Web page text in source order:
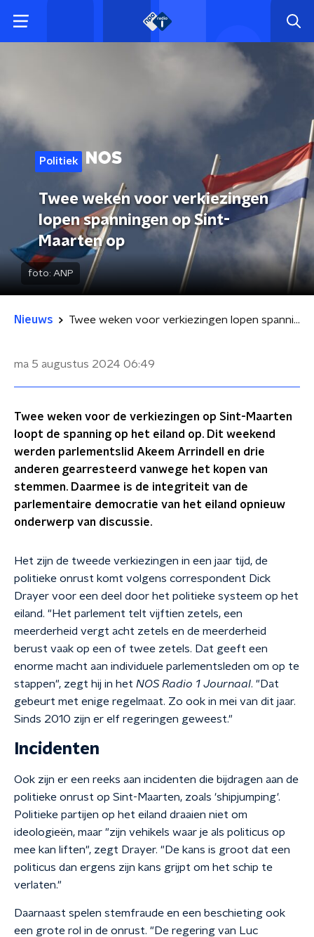
Politiek
Twee weken voor verkiezingen
lopen spanningen op Sint-
Maarten op
foto: ANP
Nieuws Twee weken voor verkiezingen lopen spanningen op Sint-Maarten op
ma 5 augustus 2024 06:49
Twee weken voor de verkiezingen op Sint-Maarten
loopt de spanning op het eiland op. Dit weekend
werden parlementslid Akeem Arrindell en drie
anderen gearresteerd vanwege het kopen van
stemmen. Daarmee is de integriteit van de
parlementaire democratie van het eiland opnieuw
onderwerp van discussie.
Het zijn de tweede verkiezingen in een jaar tijd, de
politieke onrust komt volgens correspondent Dick
Drayer voor een deel door het politieke systeem op het
eiland. "Het parlement telt vijftien zetels, een
meerderheid vergt acht zetels en de meerderheid
berust vaak op een of twee zetels. Dat geeft een
enorme macht aan individuele parlementsleden om op te
stappen", zegt hij in het NOS Radio 1 Journaal. "Dat
gebeurt met enige regelmaat. Zo ook in mei van dit jaar.
Sinds 2010 zijn er elf regeringen geweest."
Incidenten
Ook zijn er een reeks aan incidenten die bijdragen aan de
politieke onrust op Sint-Maarten, zoals 'shipjumping'.
Politieke partijen op het eiland draaien niet om
ideologieën, maar "zijn vehikels waar je als politicus op
mee kan liften", zegt Drayer. "De kans is groot dat een
politicus dan ergens zijn kans grijpt om het schip te
verlaten."
Daarnaast spelen stemfraude en een beschieting ook
een grote rol in de onrust. "De regering van Luc